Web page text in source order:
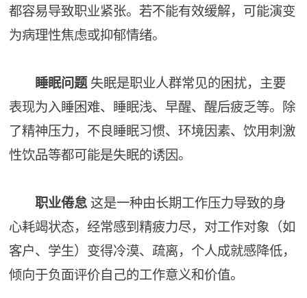
都容易导致职业紧张。若不能有效缓解，可能演变
为病理性焦虑或抑郁情绪。
睡眠问题 失眠是职业人群常见的困扰，主要
表现为入睡困难、睡眠浅、早醒、醒后疲乏等。除
了精神压力，不良睡眠习惯、环境因素、饮用刺激
性饮品等都可能是失眠的诱因。
职业倦怠 这是一种由长期工作压力导致的身
心耗竭状态，经常感到精疲力尽，对工作对象（如
客户、学生）变得冷漠、疏离，个人成就感降低，
倾向于负面评价自己的工作意义和价值。